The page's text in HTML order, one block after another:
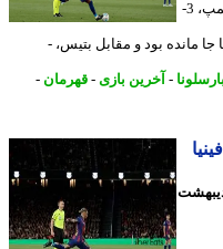
بارسلونا در آخرین بازی فصل در ورزشگاه نوکمپ، 3-
بود و مقابل بتیس، -
-آخرین بازی - قهرمان -